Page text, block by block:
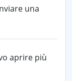
una
aprire più